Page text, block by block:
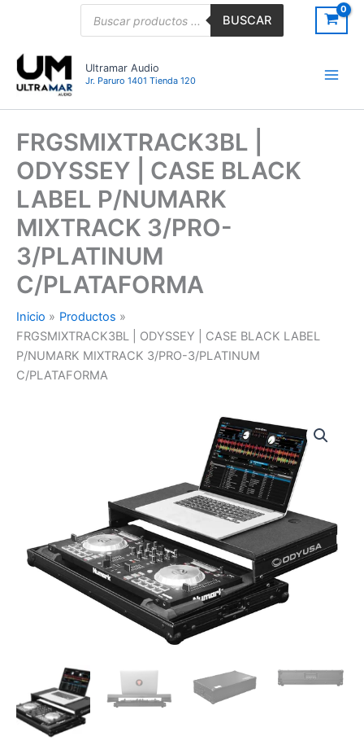
BUSCAR
Ultramar Audio
Jr. Paruro 1401 Tienda 120
FRGSMIXTRACK3BL |
ODYSSEY | CASE BLACK
LABEL P/NUMARK
MIXTRACK 3/PRO-
3/PLATINUM
C/PLATAFORMA
Inicio
Productos
FRGSMIXTRACK3BL | ODYSSEY | CASE BLACK LABEL
P/NUMARK MIXTRACK 3/PRO-3/PLATINUM
C/PLATAFORMA
MIXTRACK
3/PRO-
3/PLATINUM
C/PLATAFORMA